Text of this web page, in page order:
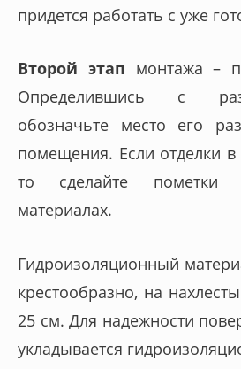
придется работать с уже
Второй этап монтажа –
Определившись с
обозначьте место его
помещения. Если отделки
то сделайте пометки
материалах.
Гидроизоляционный
крестообразно, на
25 см. Для надежности
укладывается